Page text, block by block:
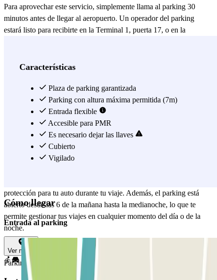
Para aprovechar este servicio, simplemente llama al parking 30
minutos antes de llegar al aeropuerto. Un operador del parking
estará listo para recibirte en la Terminal 1, puerta 17, o en la
15 km de distancia, permitiéndote ahorrar tiempo y esfuerzo.
equipaje, llamarás al parking para avisar de tu llegada. Luego, te
dirigirás al punto de encuentro acordado, donde el operador del
parking te devolverá tu auto listo para regresar a casa. Este servicio
de valet parking de Colossum Parking añade un toque de lujo y
comodidad a tu viaje, asegurando la máxima tranquilidad durante tu
protección para tu auto durante tu viaje. Además, el parking está
abierto desde las 6 de la mañana hasta la medianoche, lo que te
permite gestionar tus viajes en cualquier momento del día o de la
noche.
Si tu automóvil funciona con gas GPL, no te preocupes: Colossum
Parking recibe con gusto vehículos alimentados con gas.
Características
Plaza de parking garantizada
Parking con altura máxima permitida (7m)
Entrada flexible
Accesible para PMR
Es necesario dejar las llaves
Cubierto
Vigilado
Cómo llegar
Entrada al parking
Ver mapa